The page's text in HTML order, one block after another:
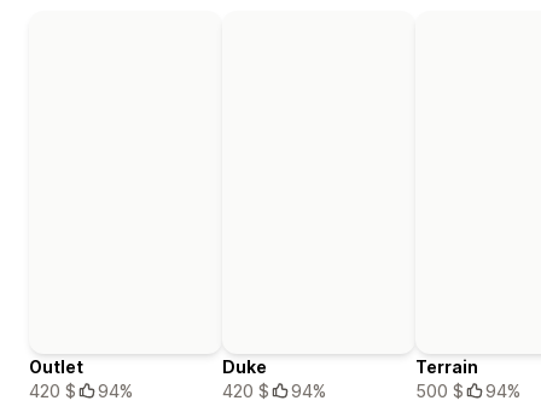
Outlet
420 $
94%
Duke
420 $
94%
Terrain
500 $
94%